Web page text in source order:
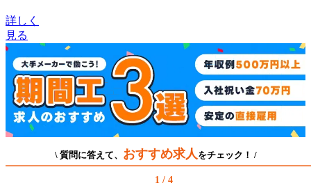
詳しく
見る
\ 質問に答えて、 おすすめ求人 をチェック！ /
1 / 4